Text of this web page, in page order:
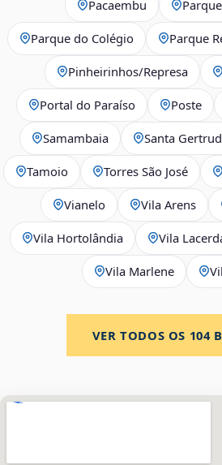
Pacaembu
Parque do Colégio Parque
Pinheirinhos/Represa
Portal do Paraíso Poste
Samambaia Santa
Tamoio Torres São José
Vianelo Vila Arens
Vila Hortolândia Vila
Vila Marlene
VER TODOS OS 104